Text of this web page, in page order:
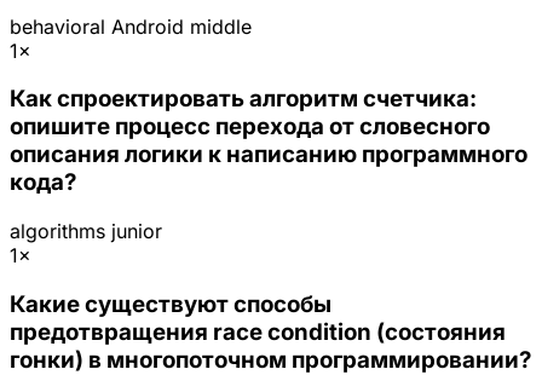
behavioral Android middle
1×
Как спроектировать алгоритм счетчика:
опишите процесс перехода от словесного
описания логики к написанию программного
кода?
algorithms junior
1×
Какие существуют способы
предотвращения race condition (состояния
гонки) в многопоточном программировании?